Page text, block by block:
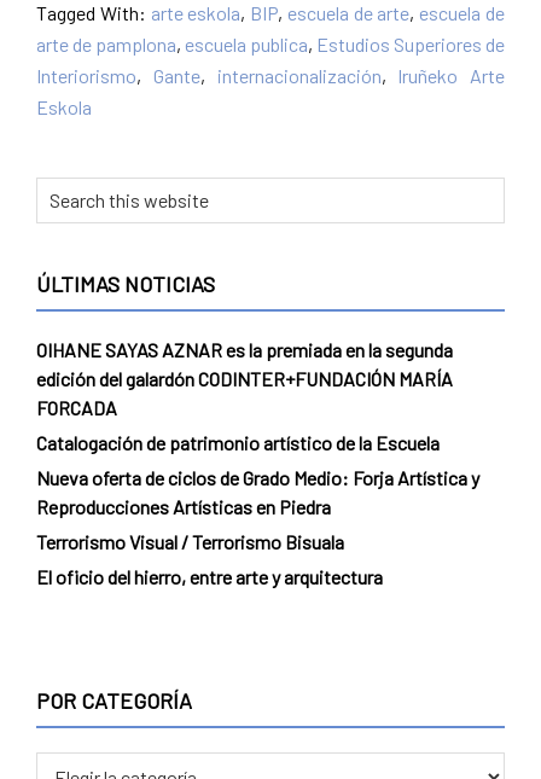
Tagged With: arte eskola, BIP, escuela de arte, escuela de
arte de pamplona, escuela publica, Estudios Superiores de
Interiorismo, Gante, internacionalización, Iruñeko Arte
Eskola
ÚLTIMAS NOTICIAS
OIHANE SAYAS AZNAR es la premiada en la segunda
edición del galardón CODINTER+FUNDACIÓN MARÍA
FORCADA
Catalogación de patrimonio artístico de la Escuela
Nueva oferta de ciclos de Grado Medio: Forja Artística y
Reproducciones Artísticas en Piedra
Terrorismo Visual / Terrorismo Bisuala
El oficio del hierro, entre arte y arquitectura
POR CATEGORÍA